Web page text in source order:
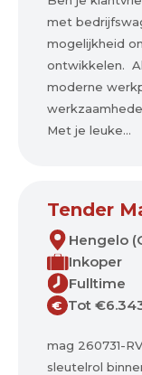
met
mogelijkheid
ontwikkelen.
moderne
Met je leuke...
Tender
Hengelo
Inkoper
Fulltime
€ Tot
mag 260731-
sleutelrol